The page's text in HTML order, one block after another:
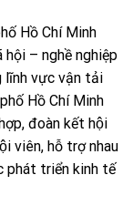
Hồ Chí Minh
– nghề nghiệp
lĩnh vực vận tải
Hồ Chí Minh
đoàn kết hội
viên, hỗ trợ nhau
phát triển kinh tế